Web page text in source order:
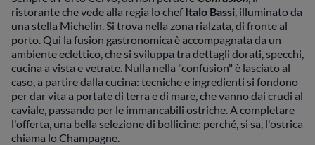
ristorante che vede alla regia lo chefItalo Bassi, illuminato da
una stella Michelin. Si trova nella zona rialzata, di fronte al
porto. Qui la fusion gastronomica è accompagnata da un
ambiente eclettico, che si sviluppa tra dettagli dorati, specchi,
cucina a vista e vetrate. Nulla nella "confusion" è lasciato al
caso, a partire dalla cucina: tecniche e ingredienti si fondono
per dar vita a portate di terra e di mare, che vanno dai crudi al
caviale, passando per le immancabili ostriche. A completare
l'offerta, una bella selezione di bollicine: perché, si sa, l'ostrica
chiama lo Champagne.